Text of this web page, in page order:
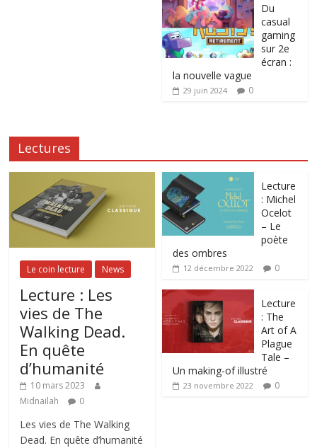
Du
casual
gaming
sur 2e
écran :
la nouvelle vague
29 juin 2024 0
Lectures
Le coin lecture News
Lecture : Les
vies de The
Walking Dead.
En quête
d’humanité
10 mars 2023
Midnailah
0
Les vies de The Walking
Dead. En quête d’humanité
Lecture
: Michel
Ocelot
– Le
poète
des ombres
12 décembre 2022 0
Lecture
: The
Art of A
Plague
Tale –
Un making-of illustré
23 novembre 2022 0